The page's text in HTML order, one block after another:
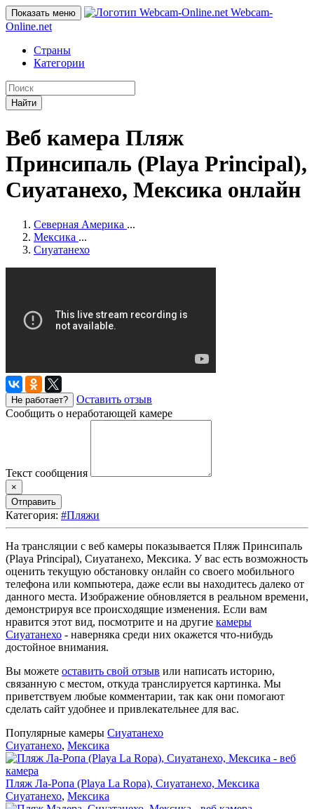
Показать меню
Webcam-
Online.net
Страны
Категории
Найти
Веб камера Пляж
Принсипаль (Playa Principal),
Сиуатанехо, Мексика онлайн
Северная Америка ...
Мексика ...
Сиуатанехо
Не работает?
Оставить отзыв
Сообщить о неработающей камере
Текст сообщения
×
Отправить
Категория: #Пляжи
На трансляции с веб камеры показывается Пляж Принсипаль
(Playa Principal), Сиуатанехо, Мексика. У вас есть возможность
оценить текущую обстановку онлайн со своего мобильного
телефона или компьютера, даже если вы находитесь далеко от
данного места. Изображение обновляется в реальном времени,
демонстрируя все происходящие изменения. Если вам
нравится этот вид, посмотрите и на другие камеры
Сиуатанехо - наверняка среди них окажется что-нибудь
достойное внимания.
Вы можете оставить свой отзыв или написать историю,
связанную с местом, откуда транслируется картинка. Мы
приветствуем любые комментарии, так как они помогают
сделать сайт удобнее и привлекательнее для вас.
Популярные камеры Сиуатанехо
Сиуатанехо, Мексика
Пляж Ла-Ропа (Playa La Ropa), Сиуатанехо, Мексика
Сиуатанехо, Мексика